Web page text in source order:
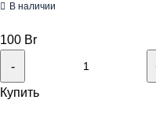
В наличии
100 Br
Купить